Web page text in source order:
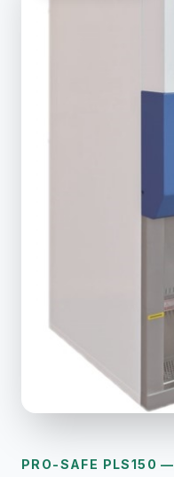
PRO-SAFE PLS150